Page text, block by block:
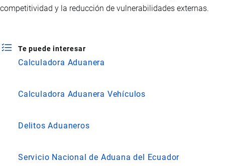
competitividad y la reducción de vulnerabilidades externas.
Te puede interesar
Calculadora Aduanera
Calculadora Aduanera Vehículos
Delitos Aduaneros
Servicio Nacional de Aduana del Ecuador